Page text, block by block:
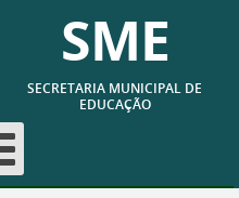
SME
SECRETARIA MUNICIPAL DE
EDUCAÇÃO